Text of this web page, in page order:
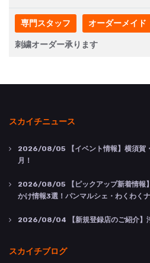
専門スタッフ オーダーメイド
刺繍オーダー承ります
スカイチニュース
2026/08/05 【イベント情報】横須
月！
2026/08/05 【ピックアップ新着情
かけ情報3選！パンマルシェ・わくわく
2026/08/04 【新規登録店のご紹介】
スカイチブログ